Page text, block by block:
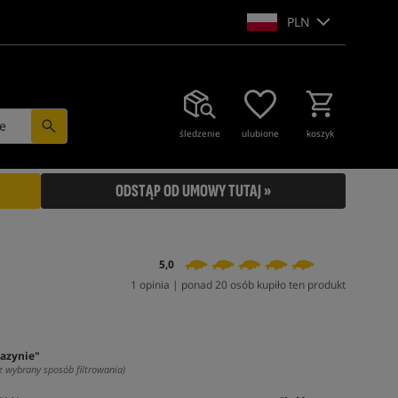
PLN
śledzenie ulubione koszyk
ODSTĄP OD UMOWY TUTAJ »
5,0
1 opinia | ponad 20 osób kupiło ten produkt
wybrany sposób filtrowania)